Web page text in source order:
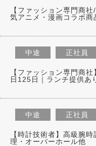
【ファッション専門商
気アニメ・漫画コラボ商
中途 正社員
【ファッション専門商
日125日｜ランチ提供あ
中途 正社員
【時計技術者】高級腕
理・オーバーホール他